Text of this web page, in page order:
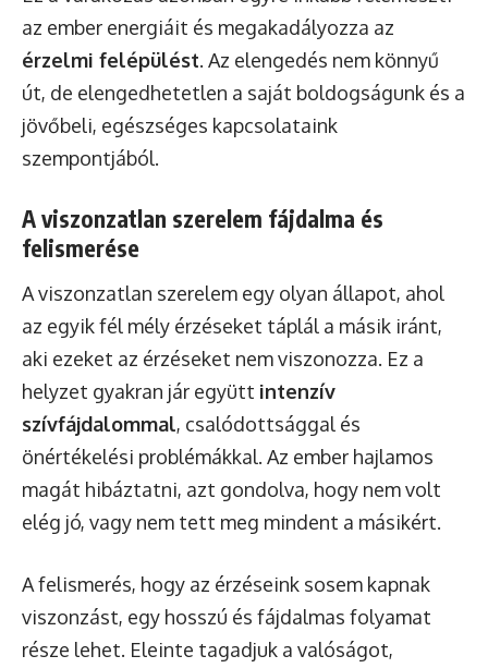
az ember energiáit és megakadályozza az
érzelmi felépülést. Az elengedés nem könnyű
út, de elengedhetetlen a saját boldogságunk és a
jövőbeli, egészséges kapcsolataink
szempontjából.
A viszonzatlan szerelem fájdalma és
felismerése
A viszonzatlan szerelem egy olyan állapot, ahol
az egyik fél mély érzéseket táplál a másik iránt,
aki ezeket az érzéseket nem viszonozza. Ez a
helyzet gyakran jár együtt intenzív
szívfájdalommal, csalódottsággal és
önértékelési problémákkal. Az ember hajlamos
magát hibáztatni, azt gondolva, hogy nem volt
elég jó, vagy nem tett meg mindent a másikért.
A felismerés, hogy az érzéseink sosem kapnak
viszonzást, egy hosszú és fájdalmas folyamat
része lehet. Eleinte tagadjuk a valóságot,